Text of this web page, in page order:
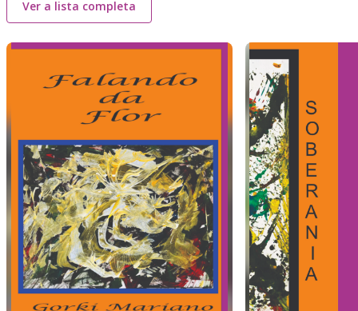
Ver a lista completa